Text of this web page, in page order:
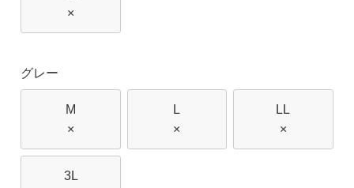
×
グレー
M
×
L
×
LL
×
3L